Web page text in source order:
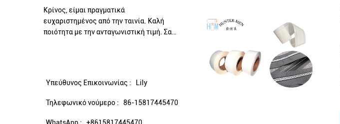
Κρίνος, είμαι πραγματικά
ευχαριστημένος από την ταινία. Καλή
ποιότητα με την ανταγωνιστική τιμή. Σας
καλός. Και ευχαριστίες για τη
συμπαθητική συνεργασία σας!
Υπεύθυνος Επικοινωνίας : Lily
Τηλεφωνικό νούμερο : 86-15817445470